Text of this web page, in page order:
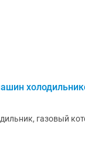
газовый